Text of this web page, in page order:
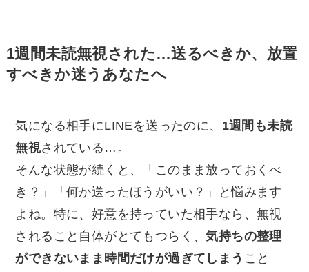
1週間未読無視された…送るべきか、放置
すべきか迷うあなたへ
気になる相手にLINEを送ったのに、 1週間も未読
無視されている…。
そんな状態が続くと、「このまま放っておくべ
き？」「何か送ったほうがいい？」と悩みます
よね。特に、好意を持っていた相手なら、無視
されること自体がとてもつらく、気持ちの整理
ができないまま時間だけが過ぎてしまう こと